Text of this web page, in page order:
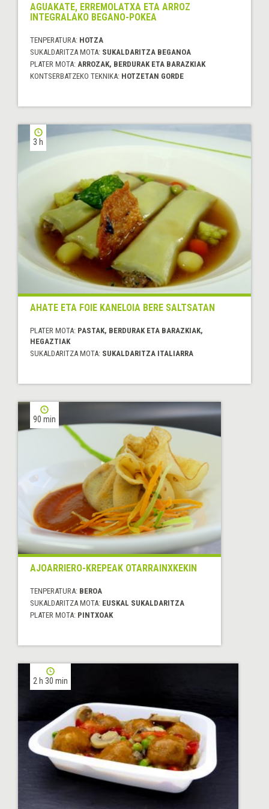
AGUAKATE, ERREMOLATXA ETA ARROZ
INTEGRALAKO BEGANO-POKEA
TENPERATURA: HOTZA
SUKALDARITZA MOTA: SUKALDARITZA BEGANOA
PLATER MOTA: ARROZAK, BERDURAK ETA BARAZKIAK
KONTSERBATZEKO TEKNIKA: HOTZETAN GORDE
3 h
AHATE ETA FOIE KANELOIA BERE SALTSATAN
PLATER MOTA: PASTAK, BERDURAK ETA BARAZKIAK,
HEGAZTIAK
SUKALDARITZA MOTA: SUKALDARITZA ITALIARRA
90 min
AJOARRIERO-KREPEAK OTARRAINXKEKIN
TENPERATURA: BEROA
SUKALDARITZA MOTA: EUSKAL SUKALDARITZA
PLATER MOTA: PINTXOAK
2 h 30 min